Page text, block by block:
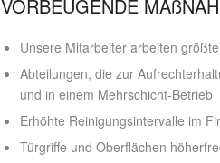
VORBEUGENDE
Unsere Mitarbeiter arbeiten
Abteilungen, die zur
und in einem Mehrschicht-Betrieb
Erhöhte Reinigungsintervalle im
Türgriffe und Oberflächen